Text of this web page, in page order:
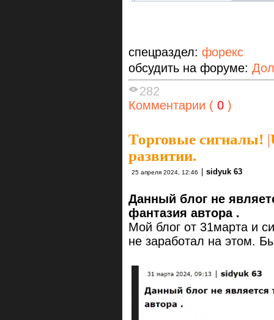
спецраздел: форекс
обсудить на форуме:
282
Комментарии ( 0 )
Торговые сигналы! |
развитии.
25 апреля 2024, 12:46 sidyuk 63
Данный блог не
фантазия автора .
Мой блог от 31марта и
не заработал на этом.